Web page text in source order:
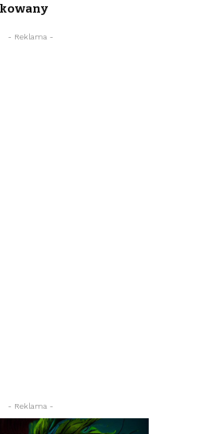
- Reklama -
- Reklama -